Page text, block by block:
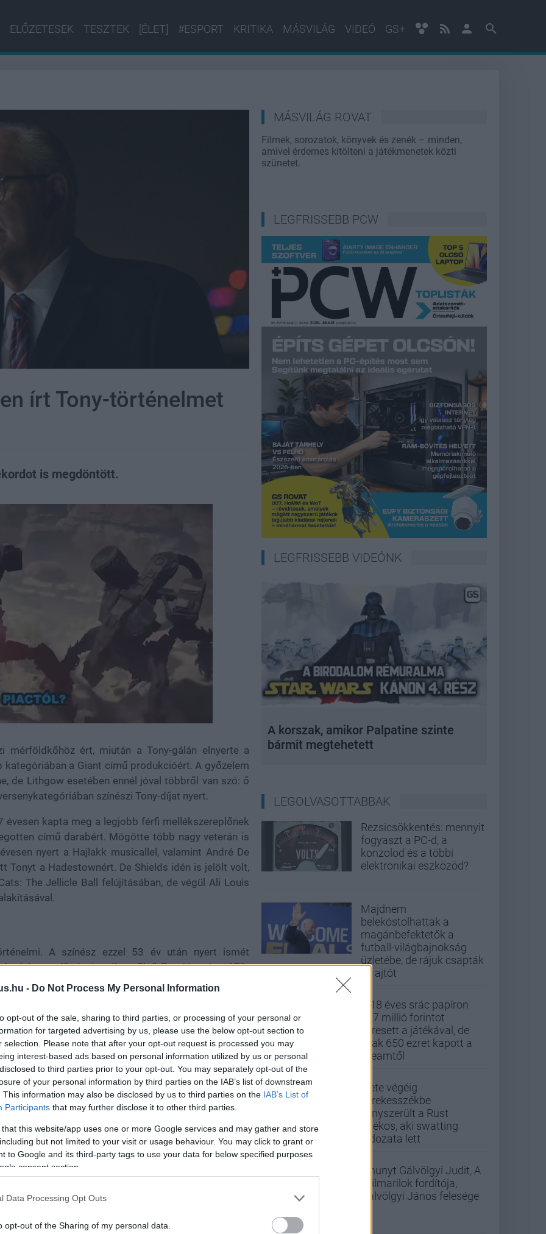
- Do Not Process My Personal Information
opt-out of the sale, sharing to third parties, or processing of your personal or
for targeted advertising by us, please use the below opt-out section to
selection. Please note that after your opt-out request is processed you may
interest-based ads based on personal information utilized by us or personal
to third parties prior to your opt-out. You may separately opt-out of the
of your personal information by third parties on the IAB’s list of downstream
This information may also be disclosed by us to third parties on the IAB’s List of
Participants that may further disclose it to other third parties.
that this website/app uses one or more Google services and may gather and store
but not limited to your visit or usage behaviour. You may click to grant or
to Google and its third-party tags to use your data for below specified purposes
consent section.
Data Processing Opt Outs
opt-out of the Sharing of my personal data.
ELŐZETESEK TESZTEK [ÉLET] #ESPORT KRITIKA MÁSVILÁG VIDEÓ GS+
írt Tony-történelmet
is megdöntött.
mérföldkőhöz ért, miután a Tony-gálán elnyerte a
a Giant című produkcióért. A győzelem
de Lithgow esetében ennél jóval többről van szó: ő
színészi Tony-díjat nyert.
kapta meg a legjobb férfi mellékszereplőnek
című darabért. Mögötte több nagy veterán is
nyert a Hajlakk musicallel, valamint André De
Tonyt a Hadestownért. De Shields idén is jelölt volt,
The Jellicle Ball felújításában, de végül Ali Louis
A színész ezzel 53 év után nyert ismét
jelent a díj történetében. Első Tonyját még 1973-
vagyis több mint fél évszázad telt el az első és a
Lansbury korábbi, 43 éves rekordját, amelyet az
fel.
Lithgow pedig a darab főszerepében
Nathan Lane is versenyben volt Az ügynök
Daniel Radcliffe az Every Brilliant Thingért és Will
livestreamek, végigjátszások, magyar
Csatornatag leszek
MÁSVILÁG ROVAT
Filmek, sorozatok, könyvek és zenék – minden,
amivel érdemes kitölteni a játékmenetek közti
szünetet.
LEGFRISSEBB PCW
LEGFRISSEBB VIDEÓNK
A korszak, amikor Palpatine szinte
bármit megtehetett
LEGOLVASOTTABBAK
Rezsicsökkentés: mennyit
fogyaszt a PC-d, a
konzolod és a többi
elektronikai eszközöd?
Majdnem
belekóstolhattak a
magánbefektetők a
futball-világbajnokság
üzletébe, de rájuk csapták
az ajtót
A 18 éves srác papíron
437 millió forintot
keresett a játékával, de
csak 650 ezret kapott a
Steamtől
Élete végéig
kerekesszékbe
kényszerült a Rust
játékos, aki swatting
áldozata lett
Elhunyt Gálvölgyi Judit, A
szilmarilok fordítója,
Gálvölgyi János felesége